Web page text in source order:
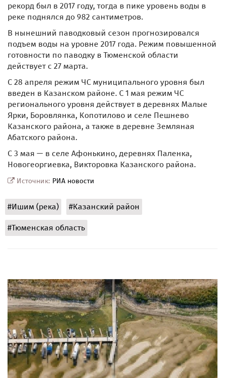
рекорд был в 2017 году, тогда в пике уровень воды в
реке поднялся до 982 сантиметров.
В нынешний паводковый сезон прогнозировался
подъем воды на уровне 2017 года. Режим повышенной
готовности по паводку в Тюменской области
действует с 27 марта.
С 28 апреля режим ЧС муниципального уровня был
введен в Казанском районе. С 1 мая режим ЧС
регионального уровня действует в деревнях Малые
Ярки, Боровлянка, Копотилово и селе Пешнево
Казанского района, а также в деревне Земляная
Абатского района.
С 3 мая — в селе Афонькино, деревнях Паленка,
Новогеоргиевка, Викторовка Казанского района.
Источник: РИА новости
#Ишим (река) #Казанский район
#Тюменская область